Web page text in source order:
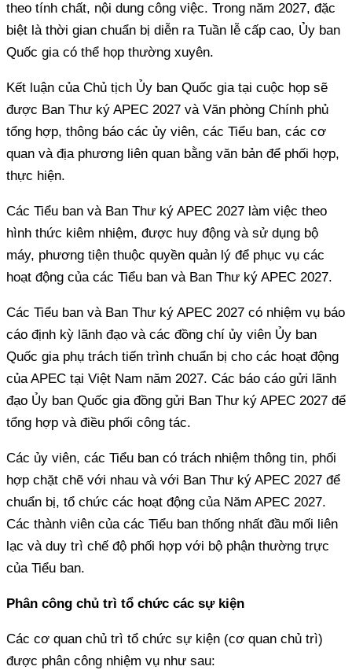
theo tính chất, nội dung công việc. Trong năm 2027, đặc
biệt là thời gian chuẩn bị diễn ra Tuần lễ cấp cao, Ủy ban
Quốc gia có thể họp thường xuyên.
Kết luận của Chủ tịch Ủy ban Quốc gia tại cuộc họp sẽ
được Ban Thư ký APEC 2027 và Văn phòng Chính phủ
tổng hợp, thông báo các ủy viên, các Tiểu ban, các cơ
quan và địa phương liên quan bằng văn bản để phối hợp,
thực hiện.
Các Tiểu ban và Ban Thư ký APEC 2027 làm việc theo
hình thức kiêm nhiệm, được huy động và sử dụng bộ
máy, phương tiện thuộc quyền quản lý để phục vụ các
hoạt động của các Tiểu ban và Ban Thư ký APEC 2027.
Các Tiểu ban và Ban Thư ký APEC 2027 có nhiệm vụ báo
cáo định kỳ lãnh đạo và các đồng chí ủy viên Ủy ban
Quốc gia phụ trách tiến trình chuẩn bị cho các hoạt động
của APEC tại Việt Nam năm 2027. Các báo cáo gửi lãnh
đạo Ủy ban Quốc gia đồng gửi Ban Thư ký APEC 2027 để
tổng hợp và điều phối công tác.
Các ủy viên, các Tiểu ban có trách nhiệm thông tin, phối
hợp chặt chẽ với nhau và với Ban Thư ký APEC 2027 để
chuẩn bị, tổ chức các hoạt động của Năm APEC 2027.
Các thành viên của các Tiểu ban thống nhất đầu mối liên
lạc và duy trì chế độ phối hợp với bộ phận thường trực
của Tiểu ban.
Phân công chủ trì tổ chức các sự kiện
Các cơ quan chủ trì tổ chức sự kiện (cơ quan chủ trì)
được phân công nhiệm vụ như sau: